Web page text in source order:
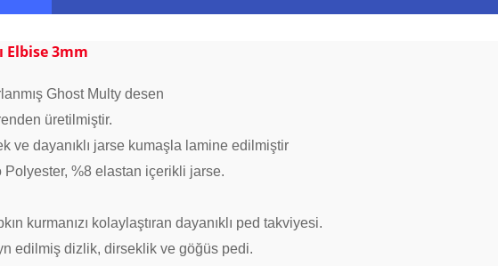
Elbise 3mm
Ghost Multy desen
üretilmiştir.
ve dayanıklı jarse kumaşla lamine edilmiştir
Polyester, %8 elastan içerikli jarse.
kurmanızı kolaylaştıran dayanıklı ped takviyesi.
edilmiş dizlik, dirseklik ve göğüs pedi.